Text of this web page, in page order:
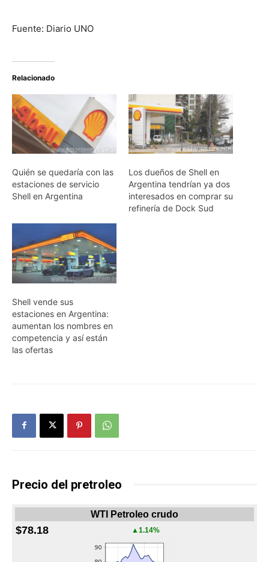
Fuente: Diario UNO
Relacionado
Quién se quedaría con las
estaciones de servicio
Shell en Argentina
Los dueños de Shell en
Argentina tendrían ya dos
interesados en comprar su
refinería de Dock Sud
Shell vende sus
estaciones en Argentina:
aumentan los nombres en
competencia y así están
las ofertas
Precio del pretroleo
WTI Petroleo crudo
$78.18 ▲1.14%